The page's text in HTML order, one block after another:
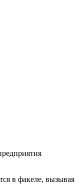
в факеле, вызывая